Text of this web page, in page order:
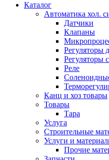
Каталог
Автоматика хол.
Датчики
Клапаны
Регуляторы
Регуляторы
Реле
Канц и хоз товары
Товары
Тара
Услуга
Строительные
Услуги и
Прочие